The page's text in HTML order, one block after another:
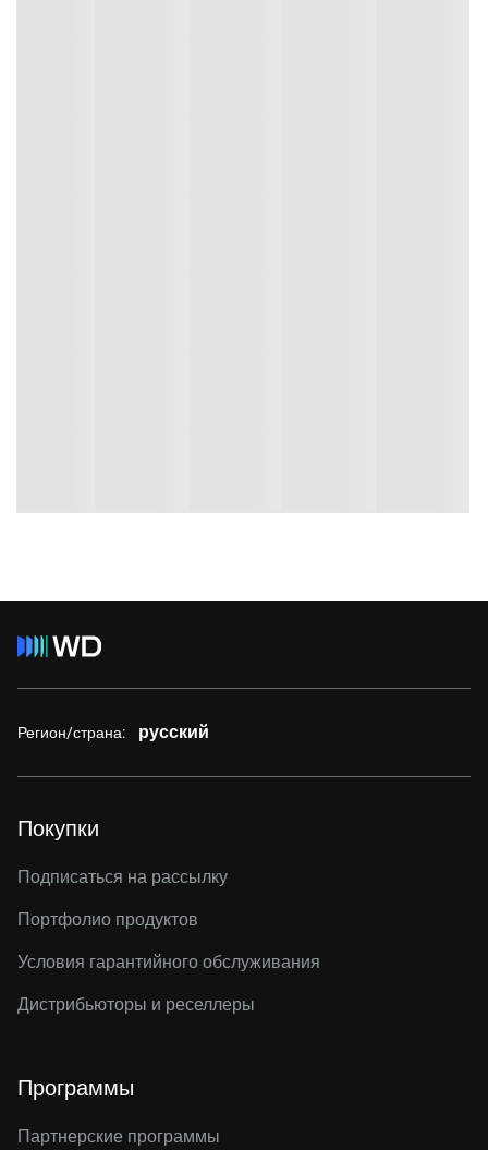
Регион/страна: русский
Покупки
Подписаться на рассылку
Портфолио продуктов
Условия гарантийного обслуживания
Дистрибьюторы и реселлеры
Программы
Партнерские программы